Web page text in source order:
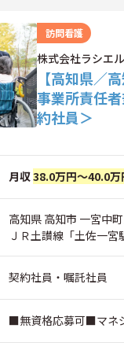
訪問看護
株式会社ラシエ
【高知県／
事業所責任
約社員＞
月収38.0万円～40.0万
高知県 高知市 一宮中
ＪＲ土讃線「土佐一宮
契約社員・嘱託社員
■無資格応募可■マネ